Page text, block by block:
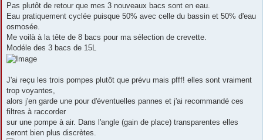
s
a
g
Pas plutôt de retour que mes 3 nouveaux bacs sont en eau.
Eau pratiquement cyclée puisque 50% avec celle du bassin et 50% d'eau
osmosée.
Me voilà à la tête de 8 bacs pour ma sélection de crevette.
Modéle des 3 bacs de 15L
J'ai reçu les trois pompes plutôt que prévu mais pfff! elles sont vraiment
trop voyantes,
alors j'en garde une pour d'éventuelles pannes et j'ai recommandé ces
filtres à raccorder
sur une pompe à air. Dans l'angle (gain de place) transparentes elles
seront bien plus discrètes.